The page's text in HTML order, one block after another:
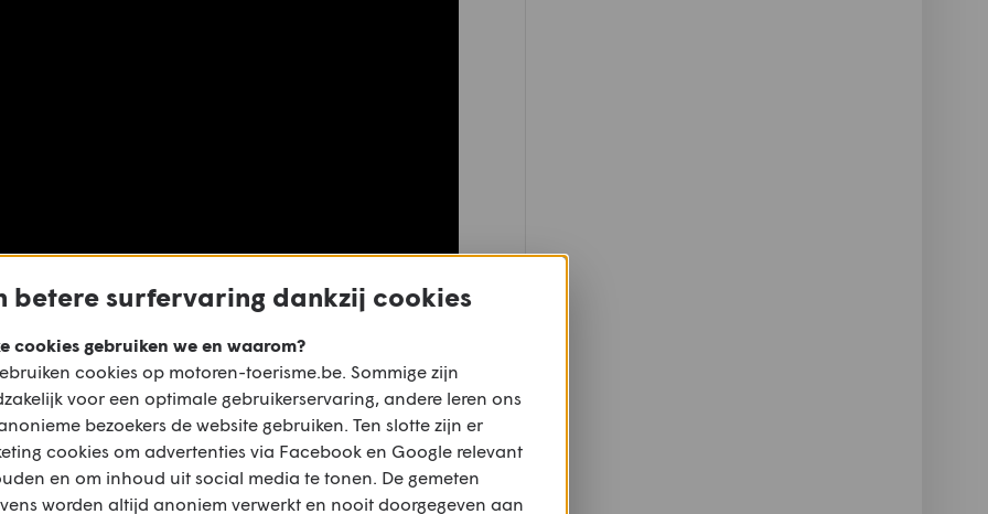
250-X is met hoogwaardige
koppeling van het Japanse Exedy, wordt
en pomp combinatie bijgestaan. Bij het
overigens niet meer nodig, dankzij
de wielen (D.I.D.) van de TF-250X komen
betere surfervaring dankzij cookies
cookies gebruiken we en waarom?
cookies op motoren-toerisme.be. Sommige zijn
voor een optimale gebruikerservaring, andere leren ons
bezoekers de website gebruiken. Ten slotte zijn er
cookies om advertenties via Facebook en Google relevant
en om inhoud uit social media te tonen. De gemeten
worden altijd anoniem verwerkt en nooit doorgegeven aan